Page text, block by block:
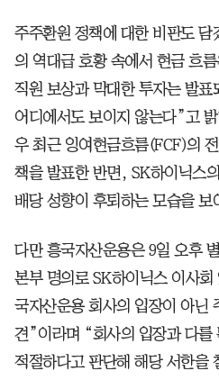
주주환원 정책에 대한 비판도
의 역대급 호황 속에서 현금 흐
직원 보상과 막대한 투자는 발
어디에서도 보이지 않는다”고
우 최근 잉여현금흐름(FCF)의
책을 발표한 반면, SK하이닉스
배당 성향이 후퇴하는 모습을 보
다만 흥국자산운용은 9일 오후
본부 명의로 SK하이닉스 이사
국자산운용 회사의 입장이 아닌
견”이라며 “회사의 입장과 다를
적절하다고 판단해 해당 서한을